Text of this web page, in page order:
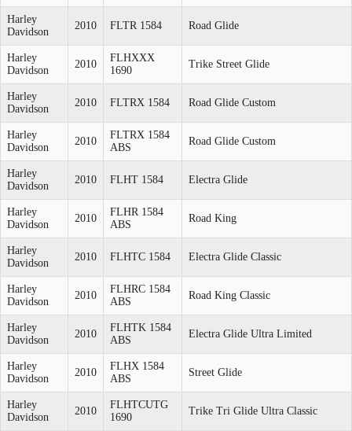
Harley
Davidson
2010 FLTR 1584 Road Glide
Harley
Davidson
2010
FLHXXX
1690
Trike Street Glide
Harley
Davidson
2010 FLTRX 1584 Road Glide Custom
Harley
Davidson
2010
FLTRX 1584
ABS
Road Glide Custom
Harley
Davidson
2010 FLHT 1584 Electra Glide
Harley
Davidson
2010
FLHR 1584
ABS
Road King
Harley
Davidson
2010 FLHTC 1584 Electra Glide Classic
Harley
Davidson
2010
FLHRC 1584
ABS
Road King Classic
Harley
Davidson
2010
FLHTK 1584
ABS
Electra Glide Ultra Limited
Harley
Davidson
2010
FLHX 1584
ABS
Street Glide
Harley
Davidson
2010
FLHTCUTG
1690
Trike Tri Glide Ultra Classic